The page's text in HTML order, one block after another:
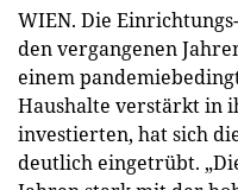
WIEN. Die
den vergangenen
einem
Haushalte verstärkt in
investierten, hat sich
deutlich eingetrübt.